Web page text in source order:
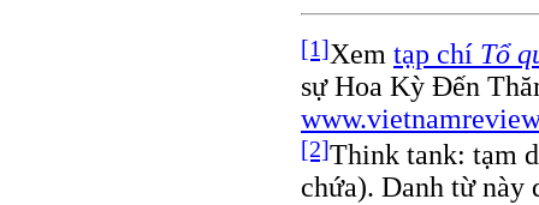
[1]Xem tạp chí Tổ
sự Hoa Kỳ Đến
[2]Think tank: tạm
chứa). Danh từ này